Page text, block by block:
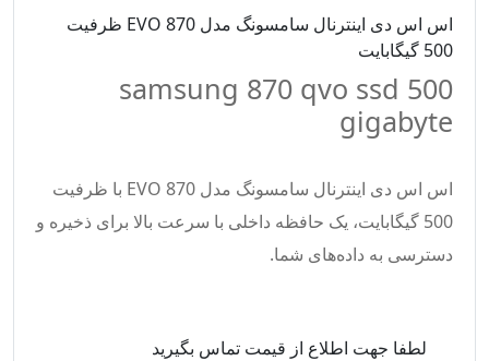
اس اس دی اینترنال سامسونگ مدل EVO 870 ظرفیت
500 گیگابایت
samsung 870 qvo ssd 500
gigabyte
اس اس دی اینترنال سامسونگ مدل EVO 870 با ظرفیت
500 گیگابایت، یک حافظه داخلی با سرعت بالا برای ذخیره و
دسترسی به داده‌های شما.
لطفا جهت اطلاع از قیمت تماس بگیرید